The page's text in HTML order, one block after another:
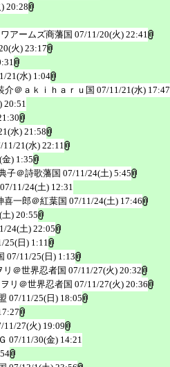
20:28
アームズ商藩国 07/11/20(火) 22:41
火) 23:17
21(水) 1:04
介＠ａｋｉｈａｒｕ国 07/11/21(水) 17:47
20:51
水) 21:58
11/21(水) 22:11
) 1:35
子＠詩歌藩国 07/11/24(土) 5:45
07/11/24(土) 12:31
喜一郎＠紅葉国 07/11/24(土) 17:46
) 20:55
24(土) 22:05
25(日) 1:11
07/11/25(日) 1:13
リ＠世界忍者国 07/11/27(火) 20:32
リ＠世界忍者国 07/11/27(火) 20:36
07/11/25(日) 18:05
11/27(火) 19:09
07/11/30(金) 14:21